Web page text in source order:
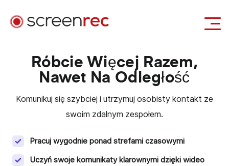
Zaloguj się Pobierz Za Darmo
Róbcie Więcej Razem,
Nawet Na Odległość
Komunikuj się szybciej i utrzymuj osobisty kontakt ze
swoim zdalnym zespołem.
Pracuj wygodnie ponad strefami czasowymi
Uczyń swoje komunikaty klarownymi dzięki wideo